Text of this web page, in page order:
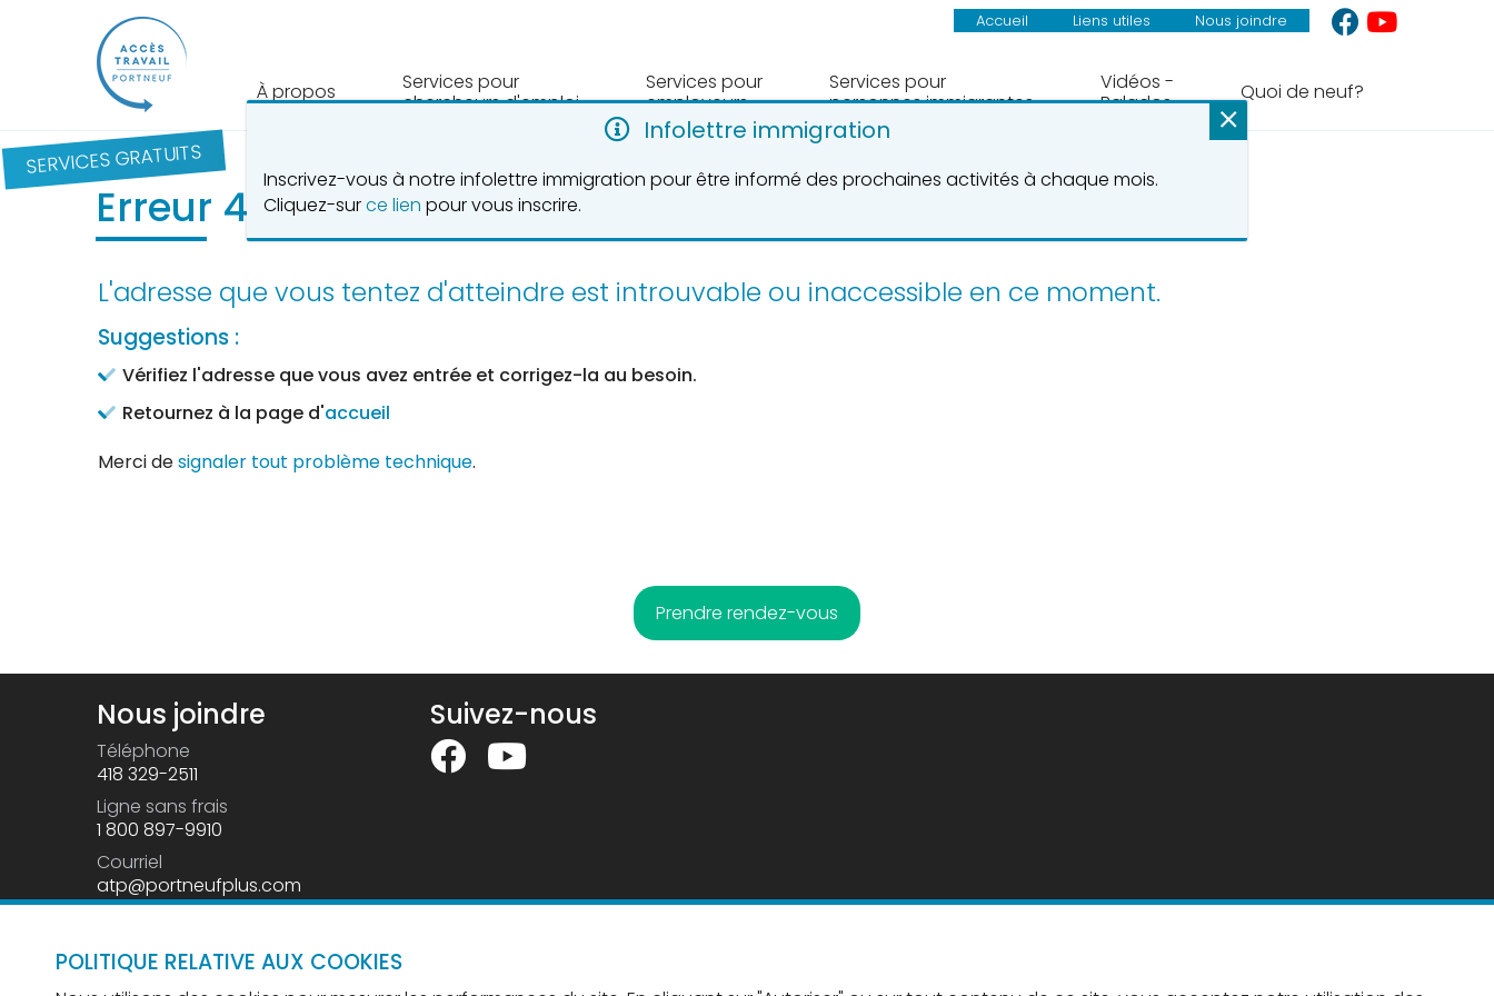
Infolettre immigration
Inscrivez-vous à notre infolettre immigration pour être informé des prochaines activités à chaque mois.
Cliquez-surce lien pour vous inscrire.
Accueil Liens utiles Nous joindre
À propos
Services pour
chercheurs d'emploi
Services pour
employeurs
Services pour
personnes immigrantes
Vidéos -
Balados
Quoi de neuf?
SERVICES GRATUITS
Erreur 404 - Page introuvable
L'adresse que vous tentez d'atteindre est introuvable ou inaccessible en ce moment.
Suggestions :
Vérifiez l'adresse que vous avez entrée et corrigez-la au besoin.
Retournez à la page d'accueil
Merci designaler tout problème technique.
Prendre rendez-vous
Nous joindre
Téléphone
418 329-2511
Ligne sans frais
1 800 897-9910
Courriel
atp@portneufplus.com
Suivez-nous
POLITIQUE RELATIVE AUX COOKIES